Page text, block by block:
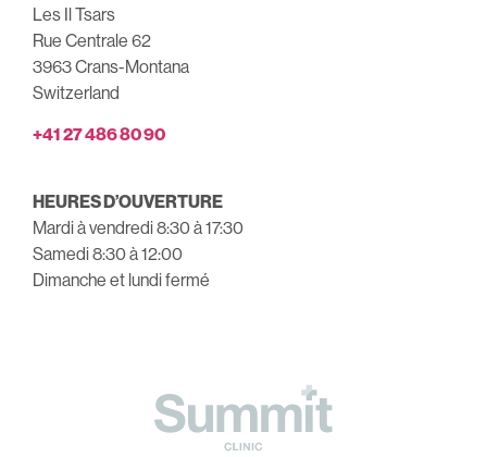
Les Il Tsars
Rue Centrale 62
3963 Crans-Montana
Switzerland
+41 27 486 80 90
HEURES D’OUVERTURE
Mardi à vendredi 8:30 à 17:30
Samedi 8:30 à 12:00
Dimanche et lundi fermé